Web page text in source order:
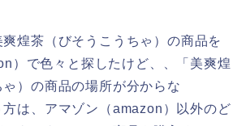
煌茶（びそうこうちゃ）の商品を
）で色々と探したけど、、「美爽煌
）の商品の場所が分からな
は、アマゾン（amazon）以外のど